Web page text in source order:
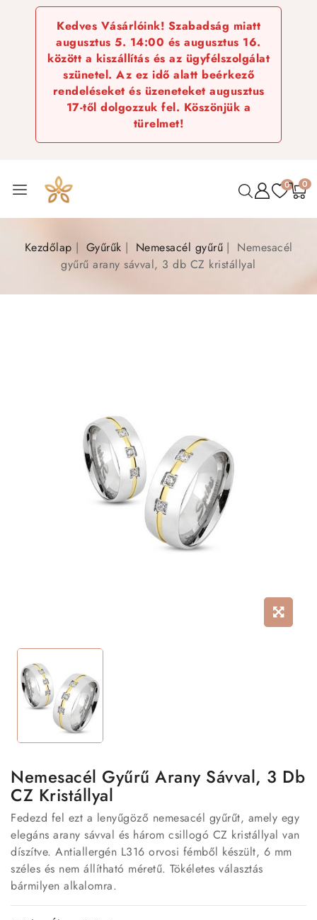
Kedves Vásárlóink! Szabadság miatt
augusztus 5. 14:00 és augusztus 16.
között a kiszállítás és az ügyfélszolgálat
szünetel. Az ez idő alatt beérkező
rendeléseket és üzeneteket augusztus
17-től dolgozzuk fel. Köszönjük a
türelmet!
0 0
Kezdőlap Gyűrűk Nemesacél gyűrű
Nemesacél
gyűrű arany sávval, 3 db CZ kristállyal
Nemesacél Gyűrű Arany Sávval, 3 Db
CZ Kristállyal
Fedezd fel ezt a lenyűgöző nemesacél gyűrűt, amely egy
elegáns arany sávval és három csillogó CZ kristállyal van
díszítve. Antiallergén L316 orvosi fémből készült, 6 mm
széles és nem állítható méretű. Tökéletes választás
bármilyen alkalomra.